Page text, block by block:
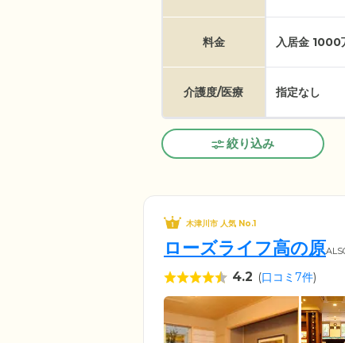
料金 入居金 1000
介護度/医療 指定なし
絞り込み
木津川市 人気 No.1
ローズライフ高の原
4.2 (口コミ7件)